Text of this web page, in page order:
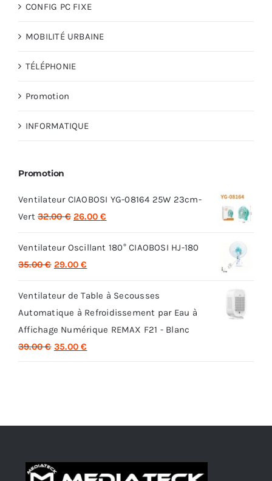
CONFIG PC FIXE
MOBILITÉ URBAINE
TÉLÉPHONIE
Promotion
INFORMATIQUE
Promotion
Ventilateur CIAOBOSI YG-08164 25W 23cm-
Vert 32.00€ Le
initial
était :
26.00€
actuel
Ventilateur Oscillant 180° CIAOBOSI HJ-180
35.00€ Le
initial
était :
35.00 €.
29.00€
actuel
est :
29.00 €.
Ventilateur de Table à Secousses
Automatique à Refroidissement par Eau à
Affichage Numérique REMAX F21 - Blanc
39.00€ Le
35.00€